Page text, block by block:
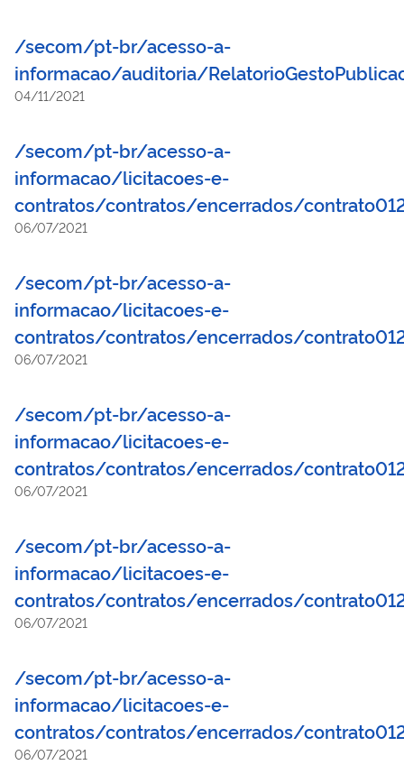
/secom/pt-br/acesso-a-
informacao/auditoria/
04/11/2021
/secom/pt-br/acesso-a-
informacao/licitacoes-e-
contratos/contratos/encerrados/
06/07/2021
/secom/pt-br/acesso-a-
informacao/licitacoes-e-
contratos/contratos/encerrados/
06/07/2021
/secom/pt-br/acesso-a-
informacao/licitacoes-e-
contratos/contratos/encerrados/
06/07/2021
/secom/pt-br/acesso-a-
informacao/licitacoes-e-
contratos/contratos/encerrados/
06/07/2021
/secom/pt-br/acesso-a-
informacao/licitacoes-e-
contratos/contratos/encerrados/
06/07/2021